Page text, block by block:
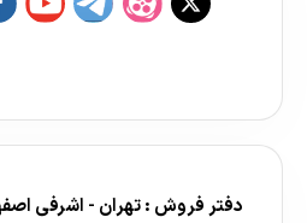
دفتر فروش : تهران - اشرفی